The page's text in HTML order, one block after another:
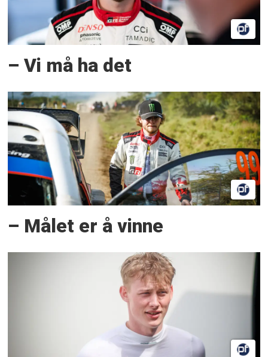
– Vi må ha det
– Målet er å vinne